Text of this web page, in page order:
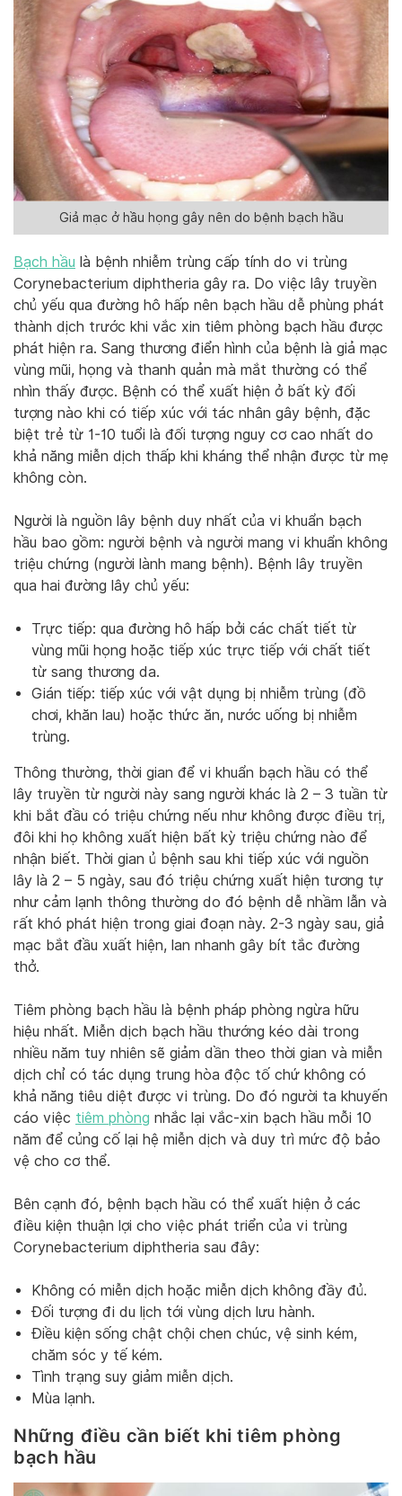
Giả mạc ở hầu họng gây nên do bệnh bạch hầu
Bạch hầu là bệnh nhiễm trùng cấp tính do vi trùng
Corynebacterium diphtheria gây ra. Do việc lây truyền
chủ yếu qua đường hô hấp nên bạch hầu dễ phùng phát
thành dịch trước khi vắc xin tiêm phòng bạch hầu được
phát hiện ra. Sang thương điển hình của bệnh là giả mạc
vùng mũi, họng và thanh quản mà mắt thường có thể
nhìn thấy được. Bệnh có thể xuất hiện ở bất kỳ đối
tượng nào khi có tiếp xúc với tác nhân gây bệnh, đặc
biệt trẻ từ 1-10 tuổi là đối tượng nguy cơ cao nhất do
khả năng miễn dịch thấp khi kháng thể nhận được từ mẹ
không còn.
Người là nguồn lây bệnh duy nhất của vi khuẩn bạch
hầu bao gồm: người bệnh và người mang vi khuẩn không
triệu chứng (người lành mang bệnh). Bệnh lây truyền
qua hai đường lây chủ yếu:
Trực tiếp: qua đường hô hấp bởi các chất tiết từ
vùng mũi họng hoặc tiếp xúc trực tiếp với chất tiết
từ sang thương da.
Gián tiếp: tiếp xúc với vật dụng bị nhiễm trùng (đồ
chơi, khăn lau) hoặc thức ăn, nước uống bị nhiễm
trùng.
Thông thường, thời gian để vi khuẩn bạch hầu có thể
lây truyền từ người này sang người khác là 2 – 3 tuần từ
khi bắt đầu có triệu chứng nếu như không được điều trị,
đôi khi họ không xuất hiện bất kỳ triệu chứng nào để
nhận biết. Thời gian ủ bệnh sau khi tiếp xúc với nguồn
lây là 2 – 5 ngày, sau đó triệu chứng xuất hiện tương tự
như cảm lạnh thông thường do đó bệnh dễ nhầm lẫn và
rất khó phát hiện trong giai đoạn này. 2-3 ngày sau, giả
mạc bắt đầu xuất hiện, lan nhanh gây bít tắc đường
thở.
Tiêm phòng bạch hầu là bệnh pháp phòng ngừa hữu
hiệu nhất. Miễn dịch bạch hầu thướng kéo dài trong
nhiều năm tuy nhiên sẽ giảm dần theo thời gian và miễn
dịch chỉ có tác dụng trung hòa độc tố chứ không có
khả năng tiêu diệt được vi trùng. Do đó người ta khuyến
cáo việc tiêm phòng nhắc lại vắc-xin bạch hầu mỗi 10
năm để củng cố lại hệ miễn dịch và duy trì mức độ bảo
vệ cho cơ thể.
Bên cạnh đó, bệnh bạch hầu có thể xuất hiện ở các
điều kiện thuận lợi cho việc phát triển của vi trùng
Corynebacterium diphtheria sau đây:
Không có miễn dịch hoặc miễn dịch không đầy đủ.
Đối tượng đi du lịch tới vùng dịch lưu hành.
Điều kiện sống chật chội chen chúc, vệ sinh kém,
chăm sóc y tế kém.
Tình trạng suy giảm miễn dịch.
Mùa lạnh.
Những điều cần biết khi tiêm phòng
bạch hầu